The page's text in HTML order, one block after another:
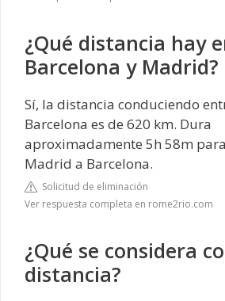
¿Qué distancia hay
Barcelona y Madrid?
Sí, la distancia conduciendo
Barcelona es de 620 km. Dura
aproximadamente 5h 58m
Madrid a Barcelona.
Solicitud de eliminación
Ver respuesta completa en rome2rio.com
¿Qué se considera
distancia?